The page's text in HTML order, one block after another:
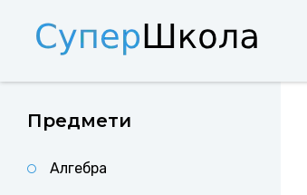
Предмети
Алгебра